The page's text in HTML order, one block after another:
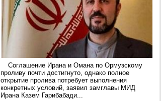
Соглашение Ирана и Омана по Ормузскому
проливу почти достигнуто, однако полное
открытие пролива потребует выполнения
конкретных условий, заявил замглавы МИД
Ирана Казем Гарибабади...